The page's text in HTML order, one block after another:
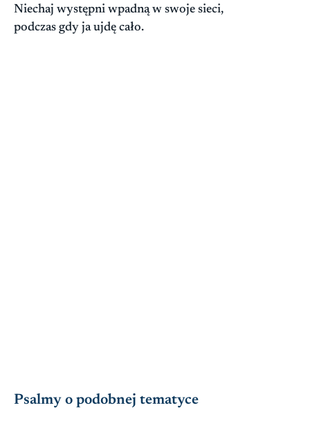
Niechaj występni wpadną w swoje sieci,
podczas gdy ja ujdę cało.
Psalmy o podobnej tematyce